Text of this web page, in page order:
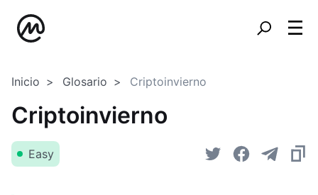
Inicio Glosario Criptoinvierno
Criptoinvierno
Easy